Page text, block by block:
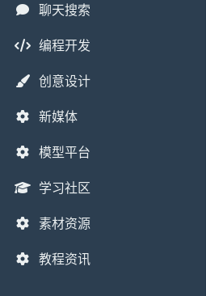
聊天搜索
编程开发
创意设计
新媒体
模型平台
学习社区
素材资源
教程资讯